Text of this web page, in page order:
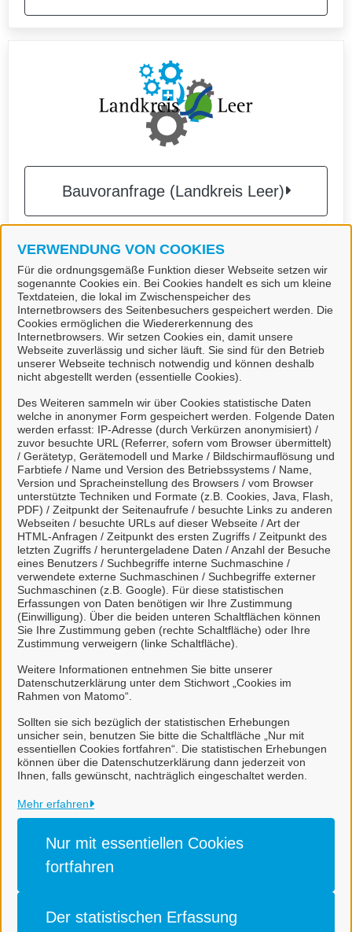
VERWENDUNG VON COOKIES
Für die ordnungsgemäße Funktion dieser Webseite setzen wir
sogenannte Cookies ein. Bei Cookies handelt es sich um kleine
Textdateien, die lokal im Zwischenspeicher des
Internetbrowsers des Seitenbesuchers gespeichert werden. Die
Cookies ermöglichen die Wiedererkennung des
Internetbrowsers. Wir setzen Cookies ein, damit unsere
Webseite zuverlässig und sicher läuft. Sie sind für den Betrieb
unserer Webseite technisch notwendig und können deshalb
nicht abgestellt werden (essentielle Cookies).
Des Weiteren sammeln wir über Cookies statistische Daten
welche in anonymer Form gespeichert werden. Folgende Daten
werden erfasst: IP-Adresse (durch Verkürzen anonymisiert) /
zuvor besuchte URL (Referrer, sofern vom Browser übermittelt)
/ Gerätetyp, Gerätemodell und Marke / Bildschirmauflösung und
Farbtiefe / Name und Version des Betriebssystems / Name,
Version und Spracheinstellung des Browsers / vom Browser
unterstützte Techniken und Formate (z.B. Cookies, Java, Flash,
PDF) / Zeitpunkt der Seitenaufrufe / besuchte Links zu anderen
Webseiten / besuchte URLs auf dieser Webseite / Art der
HTML-Anfragen / Zeitpunkt des ersten Zugriffs / Zeitpunkt des
letzten Zugriffs / heruntergeladene Daten / Anzahl der Besuche
eines Benutzers / Suchbegriffe interne Suchmaschine /
verwendete externe Suchmaschinen / Suchbegriffe externer
Suchmaschinen (z.B. Google). Für diese statistischen
Erfassungen von Daten benötigen wir Ihre Zustimmung
(Einwilligung). Über die beiden unteren Schaltflächen können
Sie Ihre Zustimmung geben (rechte Schaltfläche) oder Ihre
Zustimmung verweigern (linke Schaltfläche).
Weitere Informationen entnehmen Sie bitte unserer
Datenschutzerklärung unter dem Stichwort „Cookies im
Rahmen von Matomo“.
Sollten sie sich bezüglich der statistischen Erhebungen
unsicher sein, benutzen Sie bitte die Schaltfläche „Nur mit
essentiellen Cookies fortfahren“. Die statistischen Erhebungen
können über die Datenschutzerklärung dann jederzeit von
Ihnen, falls gewünscht, nachträglich eingeschaltet werden.
Mehr erfahren
Nur mit essentiellen Cookies
fortfahren
Der statistischen Erfassung
Bauvoranfrage (Landkreis Leer)
Baumaßnahme (Landkreis Leer)
Zulassung einer Abweichung /
Ausnahme / Befreiung, Antrag
(Landkreis Leer)
Gemeinde Rhauderfehn
Alle Rechte vorbehalten
Impressum